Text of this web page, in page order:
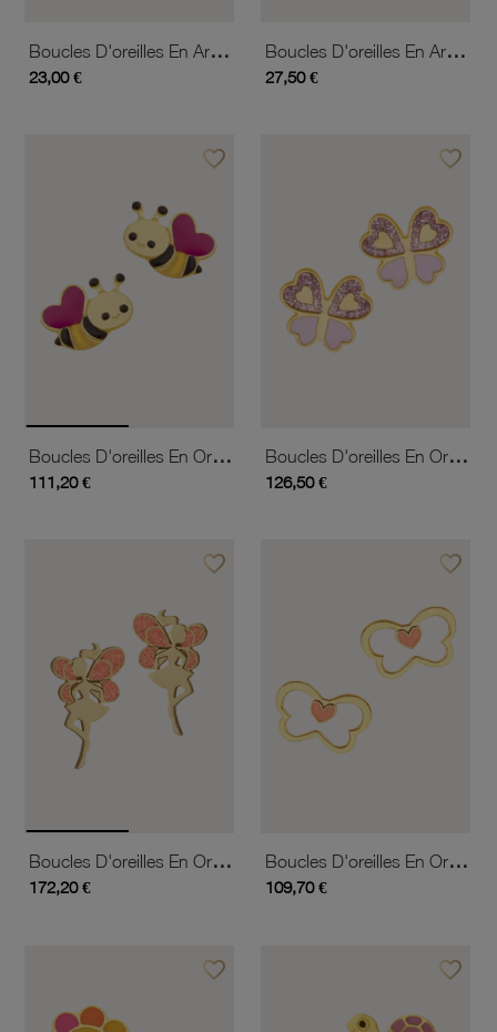
Boucles D'oreilles En Argent Rhodié, Cristaux De Synthèse
23,00 €
Boucles D'oreilles En Argent Rhodié, Fleur
27,50 €
favorite_borderAjouter à vos favoris
Boucles D'oreilles En Or Jaune Et Laque, Abeille
111,20 €
favorite_borderAjouter
Boucles D'oreilles En Or Jaune Et Laque
126,50 €
favorite_borderAjouter à vos favoris
Boucles D'oreilles En Or Jaune Et Laque
172,20 €
favorite_borderAjouter
Boucles D'oreilles En Or Jaune Et Laque
109,70 €
favorite_borderAjouter à vos favoris favorite_borderAjouter